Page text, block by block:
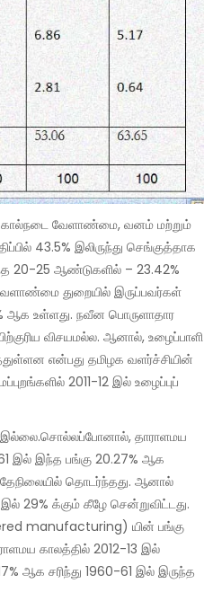
43.5% இலிருந்து செங்குத்தாக
20-25 ஆண்டுகளில் – 23.42%
துறையில் இருப்பவர்கள்
ஆக உள்ளது. நவீன பொருளாதார
விசயமல்ல. ஆனால், உழைப்பாளி
என்பது தமிழக வளர்ச்சியின்
2011-12 இல் உழைப்புப்
இல் இந்த பங்கு 20.27% ஆக
தொடர்ந்தது. ஆனால்
29% க்கும் கீழே சென்றுவிட்டது.
manufacturing) யின் பங்கு
காலத்தில் 2012-13 இல்
ஆக சரிந்து 1960-61 இல் இருந்த